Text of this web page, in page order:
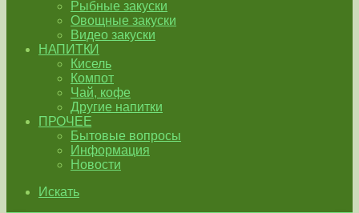
Рыбные закуски
Овощные закуски
Видео закуски
НАПИТКИ
Кисель
Компот
Чай, кофе
Другие напитки
ПРОЧЕЕ
Бытовые вопросы
Информация
Новости
Искать